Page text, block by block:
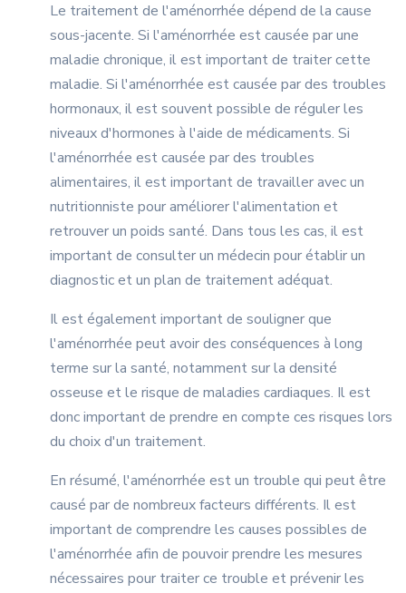
Le traitement de l'aménorrhée dépend de la cause
sous-jacente. Si l'aménorrhée est causée par une
maladie chronique, il est important de traiter cette
maladie. Si l'aménorrhée est causée par des troubles
hormonaux, il est souvent possible de réguler les
niveaux d'hormones à l'aide de médicaments. Si
l'aménorrhée est causée par des troubles
alimentaires, il est important de travailler avec un
nutritionniste pour améliorer l'alimentation et
retrouver un poids santé. Dans tous les cas, il est
important de consulter un médecin pour établir un
diagnostic et un plan de traitement adéquat.
Il est également important de souligner que
l'aménorrhée peut avoir des conséquences à long
terme sur la santé, notamment sur la densité
osseuse et le risque de maladies cardiaques. Il est
donc important de prendre en compte ces risques lors
du choix d'un traitement.
En résumé, l'aménorrhée est un trouble qui peut être
causé par de nombreux facteurs différents. Il est
important de comprendre les causes possibles de
l'aménorrhée afin de pouvoir prendre les mesures
nécessaires pour traiter ce trouble et prévenir les